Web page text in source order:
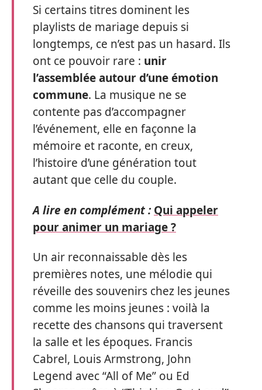
Si certains titres dominent les
playlists de mariage depuis si
longtemps, ce n’est pas un hasard. Ils
ont ce pouvoir rare : unir
l’assemblée autour d’une émotion
commune. La musique ne se
contente pas d’accompagner
l’événement, elle en façonne la
mémoire et raconte, en creux,
l’histoire d’une génération tout
autant que celle du couple.
A lire en complément : Qui appeler
pour animer un mariage ?
Un air reconnaissable dès les
premières notes, une mélodie qui
réveille des souvenirs chez les jeunes
comme les moins jeunes : voilà la
recette des chansons qui traversent
la salle et les époques. Francis
Cabrel, Louis Armstrong, John
Legend avec “All of Me” ou Ed